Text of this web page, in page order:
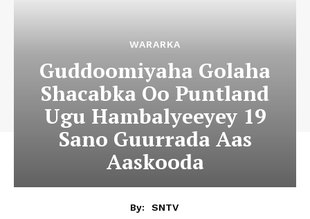
WARARKA
Guddoomiyaha Golaha
Shacabka Oo Puntland
Ugu Hambalyeeyey 19
Sano Guurrada Aas
Aaskooda
By:
SNTV